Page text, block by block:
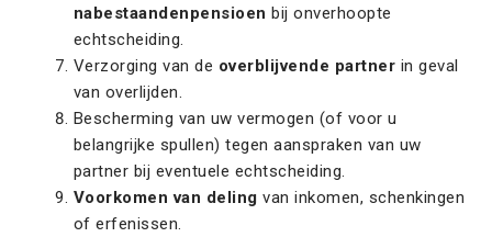
nabestaandenpensioen bij onverhoopte
echtscheiding.
Verzorging van de overblijvende partner in geval
van overlijden.
Bescherming van uw vermogen (of voor u
belangrijke spullen) tegen aanspraken van uw
partner bij eventuele echtscheiding.
Voorkomen van deling van inkomen, schenkingen
of erfenissen.